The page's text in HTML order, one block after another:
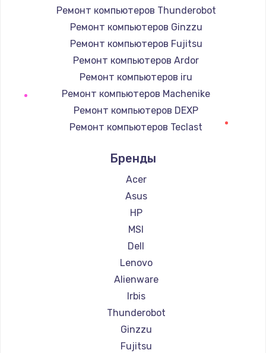
750 руб.
Заказать
Замена датчиков
500 руб.
Заказать
Корпусный ремонт (замена резинок, креплений,
950 руб.
Заказать
Замена стекла
2500 руб.
Чистка от пыли
830 руб.
Ремонт подсветки
1200 руб.
Ремонт компьютеров Thunderobot
Ремонт компьютеров Ginzzu
Ремонт компьютеров Fujitsu
Ремонт компьютеров Ardor
Ремонт компьютеров iru
Ремонт компьютеров Machenike
Ремонт компьютеров DEXP
Ремонт компьютеров Teclast
Ремонт компьютеров Beelink
Ремонт компьютеров CHUWI
Бренды
Acer
Asus
HP
MSI
Dell
Lenovo
Alienware
Irbis
Thunderobot
Ginzzu
Fujitsu